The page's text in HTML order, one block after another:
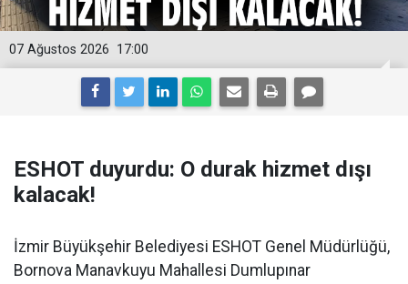
17:00
07 Ağustos 2026
ESHOT duyurdu: O durak hizmet dışı
kalacak!
İzmir Büyükşehir Belediyesi ESHOT Genel Müdürlüğü,
Bornova Manavkuyu Mahallesi Dumlupınar